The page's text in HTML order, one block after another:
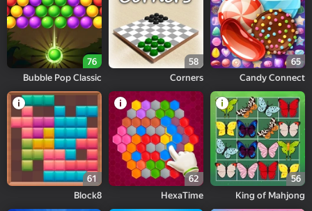
65
Candy Connect
58
Corners
76
Bubble Pop Classic
56
King of Mahjong
62
HexaTime
61
Block8